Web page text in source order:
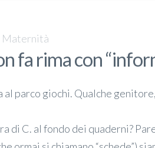
Maternità
fa rima con
al parco giochi. Qualche
di C. al fondo dei quaderni? Pare